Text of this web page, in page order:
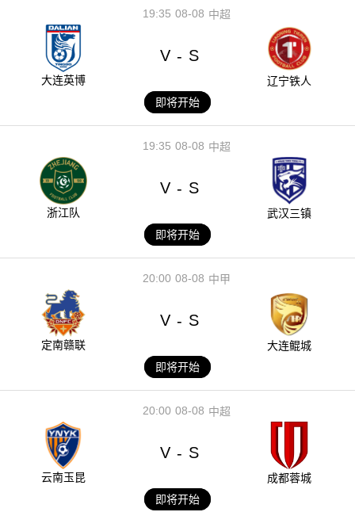
08-08
19:35 中超
大连英博
V - S
辽宁铁人
即将开始
08-08
19:35 中超
浙江队
V - S
武汉三镇
即将开始
08-08
20:00 中甲
定南赣联
V - S
大连鲲城
即将开始
08-08
20:00 中超
云南玉昆
V - S
成都蓉城
即将开始